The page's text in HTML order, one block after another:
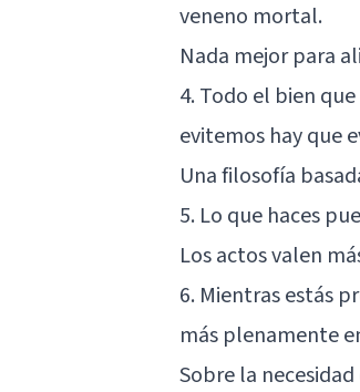
veneno mortal.
Nada mejor para
4. Todo el bien
evitemos hay que
Una filosofía
5. Lo que haces
Los actos valen
6. Mientras estás
más plenamente
Sobre la